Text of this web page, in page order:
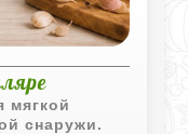
мягкой
снаружи.